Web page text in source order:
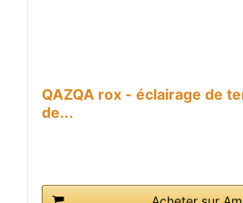
QAZQA rox - éclairage de
de...